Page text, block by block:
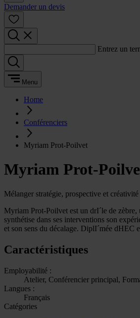
Demander un devis
Entrez un
Menu
Home
Conférenciers
Myriam Prot-Poilvet
Myriam Prot-
Mélanger stratégie, prospective et créativité
Myriam Prot-Poilvet est un drI´le de zèbre,
synthétise dans ses interventions son
et son sens du décalage. DiplI´mée dHEC
Caractéristiques
Employabilité :
Atelier, Conférencier principal,
Langues :
Français
Catégories